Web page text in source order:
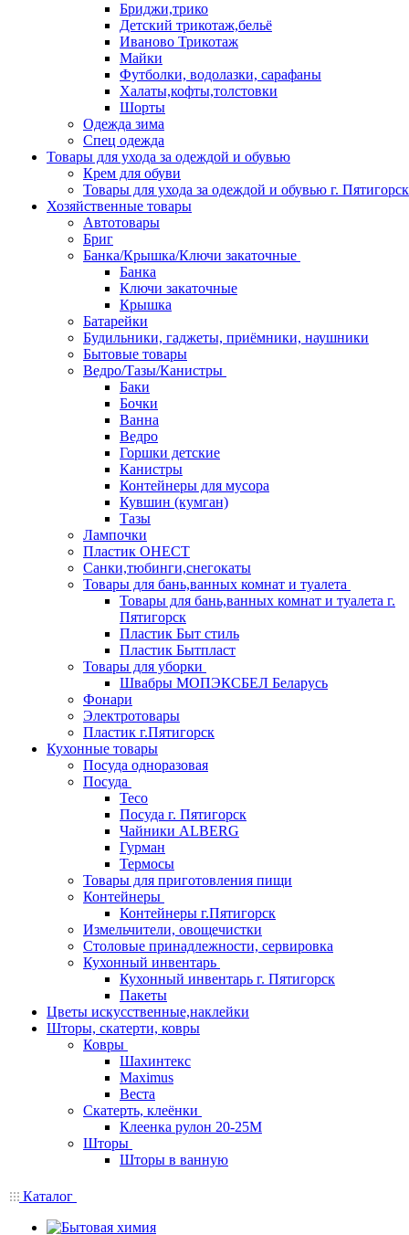
Бриджи,трико
Детский трикотаж,бельё
Иваново Трикотаж
Майки
Футболки, водолазки, сарафаны
Халаты,кофты,толстовки
Шорты
Одежда зима
Спец одежда
Товары для ухода за одеждой и обувью
Крем для обуви
Товары для ухода за одеждой и обувью г. Пятигорск
Хозяйственные товары
Автотовары
Бриг
Банка/Крышка/Ключи закаточные
Банка
Ключи закаточные
Крышка
Батарейки
Будильники, гаджеты, приёмники, наушники
Бытовые товары
Ведро/Тазы/Канистры
Баки
Бочки
Ванна
Ведро
Горшки детские
Канистры
Контейнеры для мусора
Кувшин (кумган)
Тазы
Лампочки
Пластик ОНЕСТ
Санки,тюбинги,снегокаты
Товары для бань,ванных комнат и туалета
Товары для бань,ванных комнат и туалета г.
Пятигорск
Пластик Быт стиль
Пластик Бытпласт
Товары для уборки
Швабры МОПЭКСБЕЛ Беларусь
Фонари
Электротовары
Пластик г.Пятигорск
Кухонные товары
Посуда одноразовая
Посуда
Teco
Посуда г. Пятигорск
Чайники ALBERG
Гурман
Термосы
Товары для приготовления пищи
Контейнеры
Контейнеры г.Пятигорск
Измельчители, овощечистки
Столовые принадлежности, сервировка
Кухонный инвентарь
Кухонный инвентарь г. Пятигорск
Пакеты
Цветы искусственные,наклейки
Шторы, скатерти, ковры
Ковры
Шахинтекс
Maximus
Веста
Скатерть, клеёнки
Клеенка рулон 20-25М
Шторы
Шторы в ванную
Каталог